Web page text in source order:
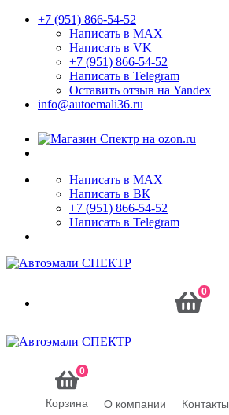
+7 (951) 866-54-52
Написать в MAX
Написать в VK
+7 (951) 866-54-52
Написать в Telegram
Оставить отзыв на Yandex
info@autoemali36.ru
Написать в MAX
Написать в ВК
+7 (951) 866-54-52
Написать в Telegram
0
0
Корзина О компании Контакты